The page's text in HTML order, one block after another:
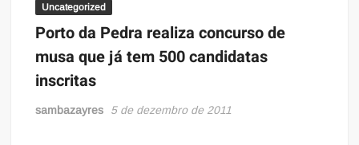
Uncategorized
Porto da Pedra realiza concurso de
musa que já tem 500 candidatas
inscritas
sambazayres 5 de dezembro de 2011